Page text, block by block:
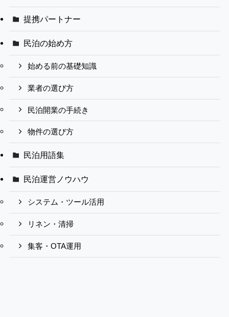
提携パートナー
民泊の始め方
始める前の基礎知識
業者の選び方
民泊開業の手続き
物件の選び方
民泊用語集
民泊運営ノウハウ
システム・ツール活用
リネン・清掃
集客・OTA運用